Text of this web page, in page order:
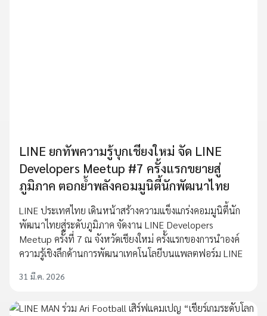
LINE ยกทัพความรู้บุกเชียงใหม่ จัด LINE
Developers Meetup #7 ครั้งแรกขยายสู่
ภูมิภาค ตอกย้ำพลังคอมมูนิตี้นักพัฒนาไทย
LINE ประเทศไทย เดินหน้าสร้างความแข็งแกร่งคอมมูนิตี้นัก
พัฒนาไทยสู่ระดับภูมิภาค จัดงาน LINE Developers
Meetup ครั้งที่ 7 ณ จังหวัดเชียงใหม่ ครั้งแรกของการนำองค์
ความรู้เชิงลึกด้านการพัฒนาเทคโนโลยีบนแพลตฟอร์ม LINE
31 มี.ค. 2026